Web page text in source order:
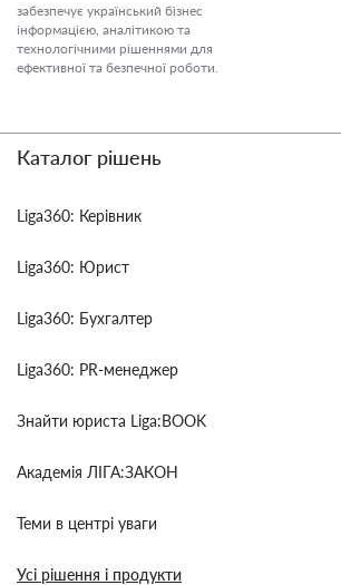
забезпечує український бізнес
інформацією, аналітикою та
технологічними рішеннями для
ефективної та безпечної роботи.
Каталог рішень
Liga360: Керівник
Liga360: Юрист
Liga360: Бухгалтер
Liga360: PR-менеджер
Знайти юриста Liga:BOOK
Академія ЛІГА:ЗАКОН
Теми в центрі уваги
Усі рішення і продукти